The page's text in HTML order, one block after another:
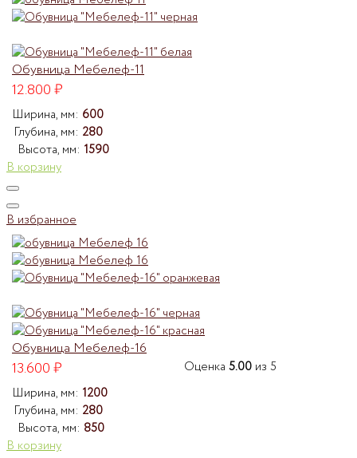
Обувница Мебелеф-11
12.800₽
Ширина, мм: 600
Глубина, мм: 280
Высота, мм: 1590
В корзину
В избранное
Обувница Мебелеф-16
Оценка 5.00из 5
13.600₽
Ширина, мм: 1200
Глубина, мм: 280
Высота, мм: 850
В корзину